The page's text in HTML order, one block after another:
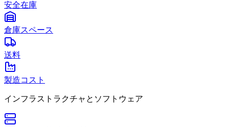
安全在庫
倉庫スペース
送料
製造コスト
インフラストラクチャとソフトウェア